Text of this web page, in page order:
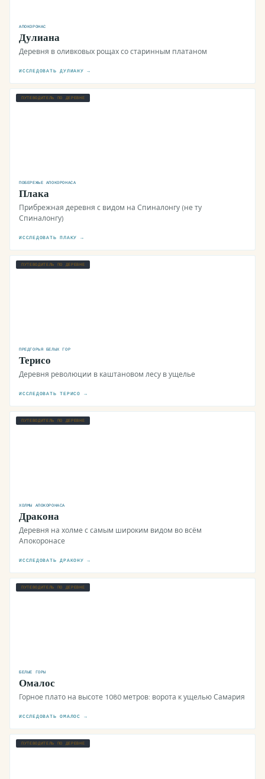
АПОКОРОНАС
Дулиана
Деревня в оливковых рощах со старинным платаном
ИССЛЕДОВАТЬ ДУЛИАНУ →
ПУТЕВОДИТЕЛЬ ПО ДЕРЕВНЕ
ПОБЕРЕЖЬЕ АПОКОРОНАСА
Плака
Прибрежная деревня с видом на Спиналонгу (не ту
Спиналонгу)
ИССЛЕДОВАТЬ ПЛАКУ →
ПУТЕВОДИТЕЛЬ ПО ДЕРЕВНЕ
ПРЕДГОРЬЯ БЕЛЫХ ГОР
Терисо
Деревня революции в каштановом лесу в ущелье
ИССЛЕДОВАТЬ ТЕРИСО →
ПУТЕВОДИТЕЛЬ ПО ДЕРЕВНЕ
ХОЛМЫ АПОКОРОНАСА
Дракона
Деревня на холме с самым широким видом во всём
Апокоронасе
ИССЛЕДОВАТЬ ДРАКОНУ →
ПУТЕВОДИТЕЛЬ ПО ДЕРЕВНЕ
БЕЛЫЕ ГОРЫ
Омалос
Горное плато на высоте 1080 метров: ворота к ущелью Самария
ИССЛЕДОВАТЬ ОМАЛОС →
ПУТЕВОДИТЕЛЬ ПО ДЕРЕВНЕ